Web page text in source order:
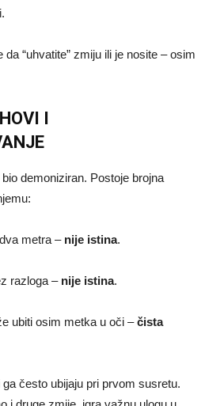
“uhvatite” zmiju ili je nosite – osim
I
demoniziran. Postoje brojna
metra – nije istina.
razloga – nije istina.
ubiti osim metka u oči –čista
često ubijaju pri prvom susretu.